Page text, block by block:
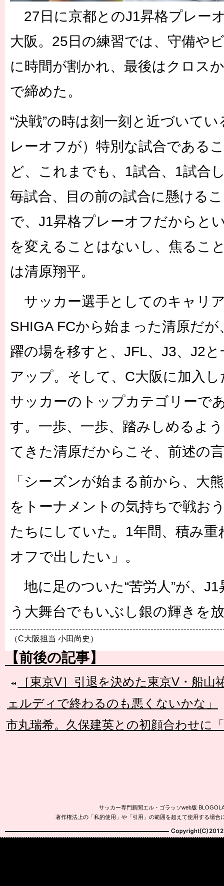
27日に京都とのJ1昇格プレー
大阪。25日の練習では、守備や
に時間が割かれ、最後はクロス
で締めた。
“決戦”の時は刻一刻と近づいて
レーオフが）特別な試合である
ど、これまでも、1試合、1試合
毎試合、目の前の試合に懸ける
で、J1昇格プレーオフだからと
を変えることはないし、焦るこ
は清原翔平。
サッカー選手としてのキャリ
SHIGA FCから始まった清原だ
躍の場を移すと、JFL、J3、J2
アップ。そして、C大阪に加入
サッカーのトップカテゴリーで
す。一歩、一歩、踏みしめるよ
てきた清原だからこそ、前述の
「シーズンが始まる前から、大
をトーナメントの気持ちで戦お
たちにしていた。1年間、積み
オフで出したい」。
地に足のついた“苦労人”が、
う大舞台でもいぶし銀の輝きを
（C大阪担当 小田尚史）
【前後の記事】
［東京V］引退を決めた東京V・船
ェルディで終わるのも悪くないかな」
市丸瑞希。久保建英との初顔合わせに
サッカー専門新聞エル・ゴラッソweb版
著作権法上の「私的使用」や「引用」の範囲を超えて使用する場
Copyright(C)2010-